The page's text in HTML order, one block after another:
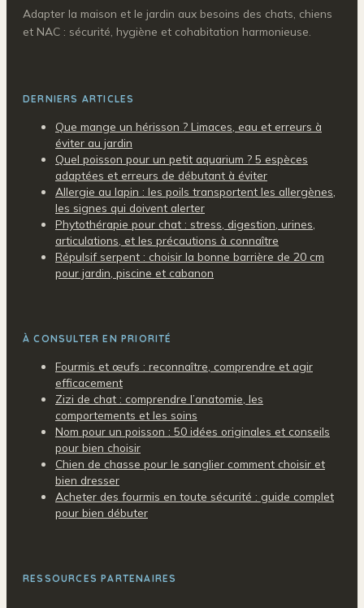
Adapter la maison et le jardin aux besoins des chats, chiens
et NAC : sécurité, hygiène et cohabitation harmonieuse.
DERNIERS ARTICLES
Que mange un hérisson ? Limaces, eau et erreurs à
éviter au jardin
Quel poisson pour un petit aquarium ? 5 espèces
adaptées et erreurs de débutant à éviter
Allergie au lapin : les poils transportent les allergènes,
les signes qui doivent alerter
Phytothérapie pour chat : stress, digestion, urines,
articulations, et les précautions à connaître
Répulsif serpent : choisir la bonne barrière de 20 cm
pour jardin, piscine et cabanon
À CONSULTER EN PRIORITÉ
Fourmis et œufs : reconnaître, comprendre et agir
efficacement
Zizi de chat : comprendre l’anatomie, les
comportements et les soins
Nom pour un poisson : 50 idées originales et conseils
pour bien choisir
Chien de chasse pour le sanglier comment choisir et
bien dresser
Acheter des fourmis en toute sécurité : guide complet
pour bien débuter
RESSOURCES PARTENAIRES